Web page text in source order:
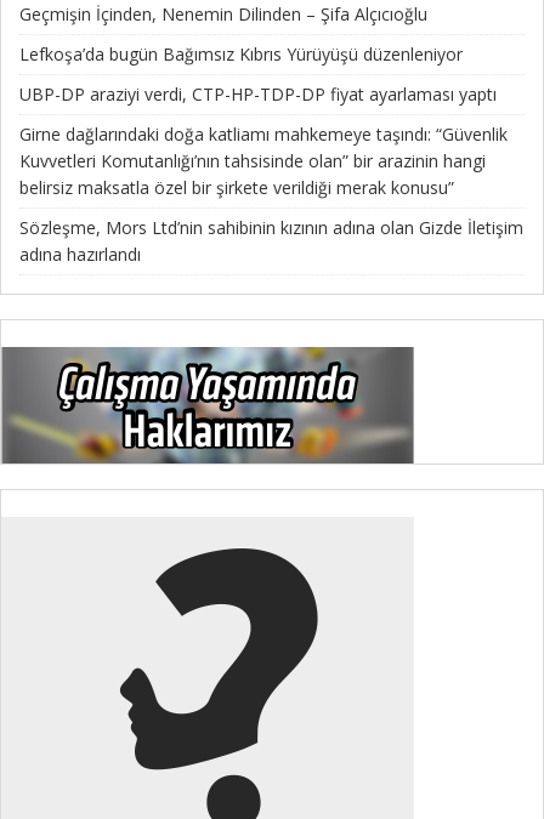
Geçmişin İçinden, Nenemin Dilinden – Şifa Alçıcıoğlu
Lefkoşa’da bugün Bağımsız Kıbrıs Yürüyüşü düzenleniyor
UBP-DP araziyi verdi, CTP-HP-TDP-DP fiyat ayarlaması yaptı
Girne dağlarındaki doğa katliamı mahkemeye taşındı: “Güvenlik
Kuvvetleri Komutanlığı’nın tahsisinde olan” bir arazinin hangi
belirsiz maksatla özel bir şirkete verildiği merak konusu”
Sözleşme, Mors Ltd’nin sahibinin kızının adına olan Gizde İletişim
adına hazırlandı